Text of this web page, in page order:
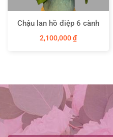
Chậu lan hồ điệp 6 cành
2,100,000₫